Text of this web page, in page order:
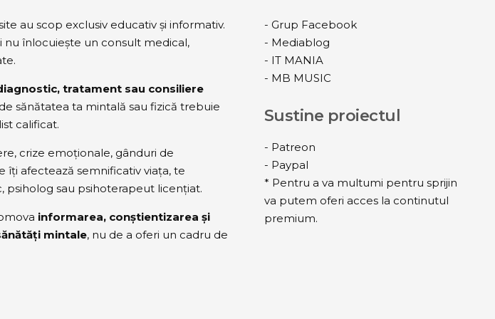
au scop exclusiv educativ și informativ.
înlocuiește un consult medical,
tratament sau consiliere
sănătatea ta mintală sau fizică trebuie
calificat.
crize emoționale, gânduri de
îți afectează semnificativ viața, te
psiholog sau psihoterapeut licențiat.
informarea, conștientizarea și
mintale, nu de a oferi un cadru de
- Grup Facebook
- Mediablog
- IT MANIA
- MB MUSIC
Sustine proiectul
- Patreon
- Paypal
* Pentru a va multumi pentru sprijin
va putem oferi acces la continutul
premium.